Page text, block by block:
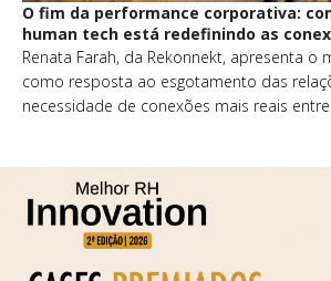
O fim da performance corporativa:
human tech está redefinindo as
Renata Farah, da Rekonnekt, apresenta o
como resposta ao esgotamento das
necessidade de conexões mais reais